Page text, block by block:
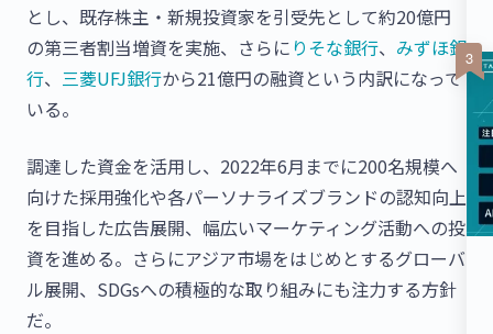
とし、既存株主・新規投資家を引受先として約20億円
の第三者割当増資を実施、さらにりそな銀行、 みずほ銀
行、 三菱UFJ銀行から21億円の融資という内訳になって
いる。
調達した資金を活用し、2022年6月までに200名規模へ
向けた採用強化や各パーソナライズブランドの認知向上
を目指した広告展開、幅広いマーケティング活動への投
資を進める。さらにアジア市場をはじめとするグローバ
ル展開、SDGsへの積極的な取り組みにも注力する方針
だ。